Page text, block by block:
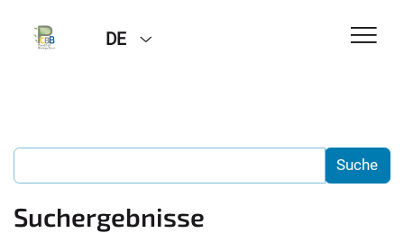
DE
Suchergebnisse